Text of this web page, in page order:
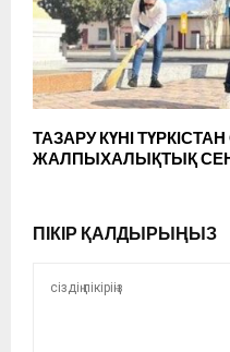
ТАЗАРУ КҮНІ
ЖАЛПЫХАЛЫҚТЫҚ
ПІКІР ҚАЛДЫРЫҢЫЗ